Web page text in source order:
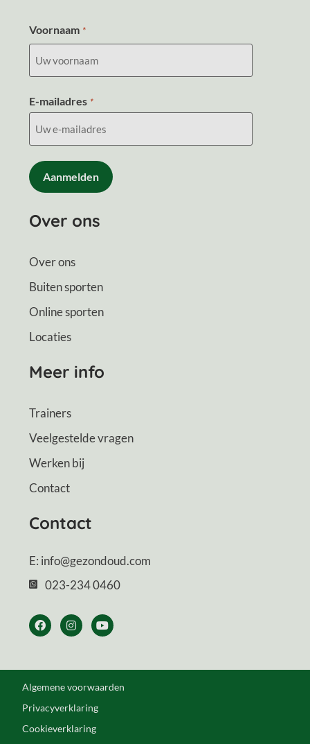
Voornaam *
E-mailadres *
CAPTCHA
Over ons
Over ons
Buiten sporten
Online sporten
Locaties
Meer info
Trainers
Veelgestelde vragen
Werken bij
Contact
Contact
E: info@gezondoud.com
023-234 0460
Algemene voorwaarden
Privacyverklaring
Cookieverklaring